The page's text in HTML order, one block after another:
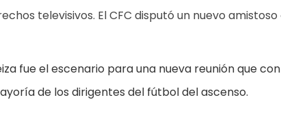
televisivos. El CFC disputó un nuevo amistoso
fue el escenario para una nueva reunión que
de los dirigentes del fútbol del ascenso.